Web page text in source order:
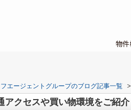
物
エージェントグループのブログ記事一覧 >
アクセスや買い物環境をご紹介